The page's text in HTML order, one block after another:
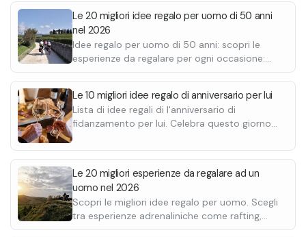
guado. A metà escursione è prevista una sosta ad Angera
con aperitivo vista Lago Maggiore, uno dei momenti centrali
dell’esperienza.
Le 20 migliori idee regalo per uomo di 50 anni
nel 2026
Idee regalo per uomo di 50 anni: scopri le
esperienze da regalare per ogni occasione:
passeggiate a cavallo, degustazioni di vino,
anniversario o Natale.
Le 10 migliori idee regalo di anniversario per lui
Lista di idee regali di l'anniversario di
fidanzamento per lui. Celebra questo giorno
indimenticabile e personalizzala con un
Le 20 migliori esperienze da regalare ad un
uomo nel 2026
Scopri le migliori idee regalo per uomo. Scegli
tra esperienze adrenaliniche come rafting,
escursioni in motoslitta, giri in quad o